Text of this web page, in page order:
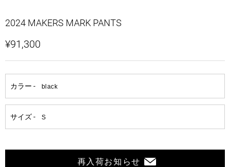
2024 MAKERS MARK PANTS
¥91,300
再入荷お知らせ